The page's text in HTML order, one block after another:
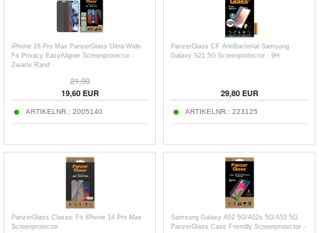
iPhone 16 Pro Max PanzerGlass Ultra-Wide
Fit Privacy EasyAligner Screenprotector -
Zwarte Rand
21,90
19,60EUR
ARTIKELNR.: 2005140
PanzerGlass CF AntiBacterial Samsung
Galaxy S21 5G Screenprotector - 9H
29,80EUR
ARTIKELNR.: 223125
PanzerGlass Classic Fit iPhone 14 Pro Max
Screenprotector
Samsung Galaxy A52 5G/A52s 5G/A53 5G
PanzerGlass Case Friendly Screenprotector -